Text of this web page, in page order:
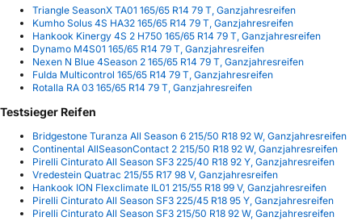
Triangle SeasonX TA01 165/65 R14 79 T, Ganzjahresreifen
Kumho Solus 4S HA32 165/65 R14 79 T, Ganzjahresreifen
Hankook Kinergy 4S 2 H750 165/65 R14 79 T, Ganzjahresreifen
Dynamo M4S01 165/65 R14 79 T, Ganzjahresreifen
Nexen N Blue 4Season 2 165/65 R14 79 T, Ganzjahresreifen
Fulda Multicontrol 165/65 R14 79 T, Ganzjahresreifen
Rotalla RA 03 165/65 R14 79 T, Ganzjahresreifen
Testsieger Reifen
Bridgestone Turanza All Season 6 215/50 R18 92 W, Ganzjahresreifen
Continental AllSeasonContact 2 215/50 R18 92 W, Ganzjahresreifen
Pirelli Cinturato All Season SF3 225/40 R18 92 Y, Ganzjahresreifen
Vredestein Quatrac 215/55 R17 98 V, Ganzjahresreifen
Hankook ION Flexclimate IL01 215/55 R18 99 V, Ganzjahresreifen
Pirelli Cinturato All Season SF3 225/45 R18 95 Y, Ganzjahresreifen
Pirelli Cinturato All Season SF3 215/50 R18 92 W, Ganzjahresreifen